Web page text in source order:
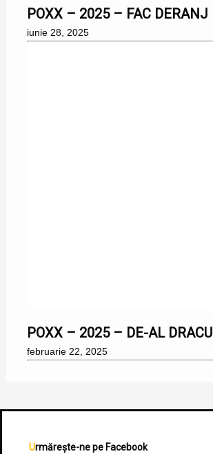
POXX – 2025 – FAC DERANJ
iunie 28, 2025
POXX – 2025 – DE-AL DRACU
februarie 22, 2025
Urmărește-ne pe Facebook